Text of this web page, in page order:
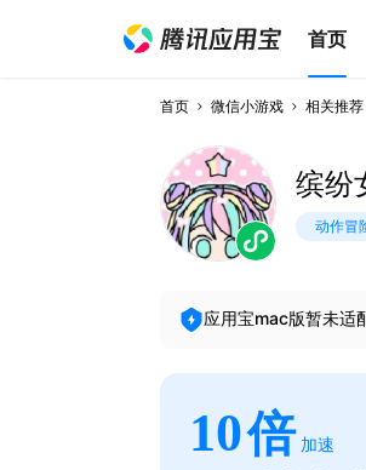
首页
首页 微信小游戏 相关推荐
缤纷
动作冒
应用宝mac版暂未适
10倍 加速